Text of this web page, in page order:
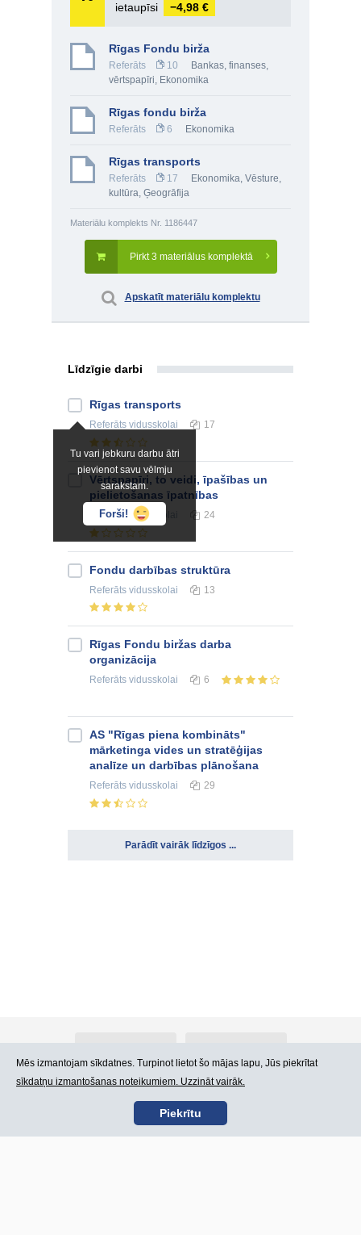
ietaupīsi
−4,98 €
Rīgas Fondu birža
Referāts 10
Bankas, finanses,
vērtspapīri, Ekonomika
Rīgas fondu birža
Referāts 6 Ekonomika
Rīgas transports
Referāts 17 Ekonomika, Vēsture,
kultūra, Ģeogrāfija
Materiālu komplekts Nr. 1186447
Pirkt 3 materiālus komplektā
Apskatīt materiālu komplektu
Līdzīgie darbi
Tu vari jebkuru darbu ātri
pievienot savu vēlmju
sarakstam.
Forši!
Rīgas transports
Referāts vidusskolai 17
Vērtspapīri, to veidi, īpašības un
pielietošanas īpatnības
Referātsvidusskolai 24
Fondu darbības struktūra
Referāts vidusskolai 13
Rīgas Fondu biržas darba
organizācija
Referāts vidusskolai 6
AS "Rīgas piena kombināts"
mārketinga vides un stratēģijas
analīze un darbības plānošana
Referāts vidusskolai 29
Parādīt vairāk līdzīgos ...
Kontakti Lietošanas noteikumi
Mēs izmantojam sīkdatnes. Turpinot lietot šo mājas lapu, Jūs piekrītat
sīkdatņu izmantošanas noteikumiem. Uzzināt vairāk.
Piekrītu